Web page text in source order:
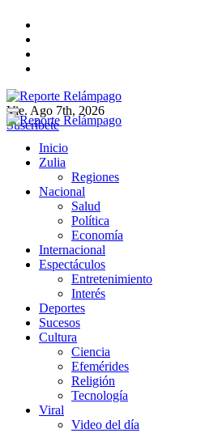
contenido
Reporte Relámpago
Claridad y rigor en cada noticia
Vie. Ago 7th, 2026
Suscríbete
Reporte Relámpago
Claridad y rigor en cada noticia
Inicio
Zulia
Regiones
Nacional
Salud
Política
Economía
Internacional
Espectáculos
Entretenimiento
Interés
Deportes
Sucesos
Cultura
Ciencia
Efemérides
Religión
Tecnología
Viral
Video del día